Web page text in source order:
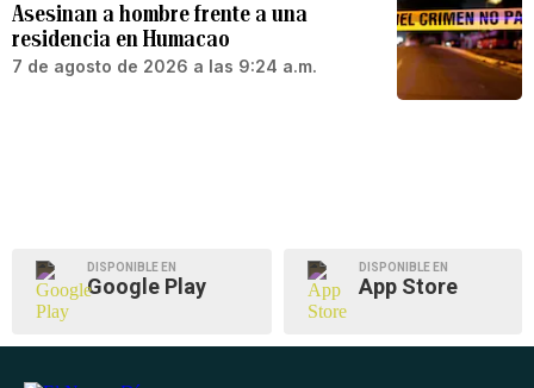
Asesinan a hombre frente a una
residencia en Humacao
7 de agosto de 2026 a las 9:24 a.m.
DISPONIBLE EN
Google Play
DISPONIBLE EN
App Store